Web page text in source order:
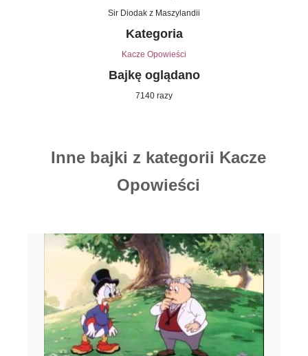
Sir Diodak z Maszylandii
Kategoria
Kacze Opowieści
Bajkę oglądano
7140 razy
Inne bajki z kategorii Kacze
Opowieści